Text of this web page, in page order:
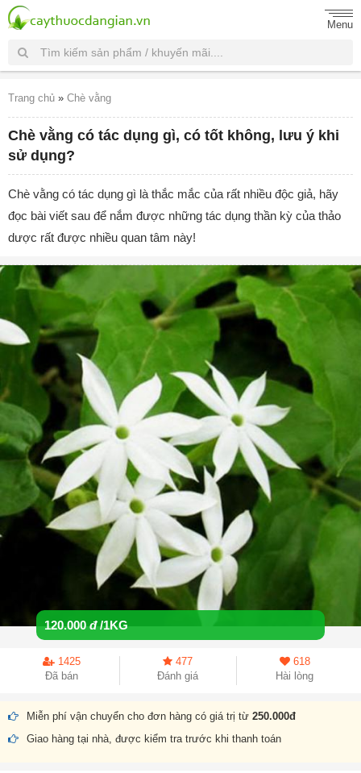
Menu
Trang chủ » Chè vằng
Chè vằng có tác dụng gì, có tốt không, lưu ý khi
sử dụng?
Chè vằng có tác dụng gì là thắc mắc của rất nhiều độc giả, hãy
đọc bài viết sau để nắm được những tác dụng thần kỳ của thảo
dược rất được nhiều quan tâm này!
120.000đ /1KG
1425
Đã bán
477
Đánh giá
618
Hài lòng
Miễn phí vận chuyển cho đơn hàng có giá trị từ 250.000đ
Giao hàng tại nhà, được kiểm tra trước khi thanh toán